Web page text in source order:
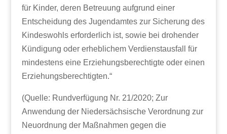
für Kinder, deren Betreuung aufgrund einer
Entscheidung des Jugendamtes zur Sicherung des
Kindeswohls erforderlich ist, sowie bei drohender
Kündigung oder erheblichem Verdienstausfall für
mindestens eine Erziehungsberechtigte oder einen
Erziehungsberechtigten.“
(Quelle: Rundverfügung Nr. 21/2020; Zur
Anwendung der Niedersächsische Verordnung zur
Neuordnung der Maßnahmen gegen die